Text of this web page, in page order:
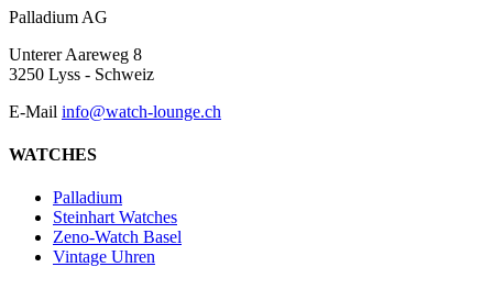
Palladium AG
Unterer Aareweg 8
3250 Lyss - Schweiz
E-Mail info@watch-lounge.ch
WATCHES
Palladium
Steinhart Watches
Zeno-Watch Basel
Vintage Uhren